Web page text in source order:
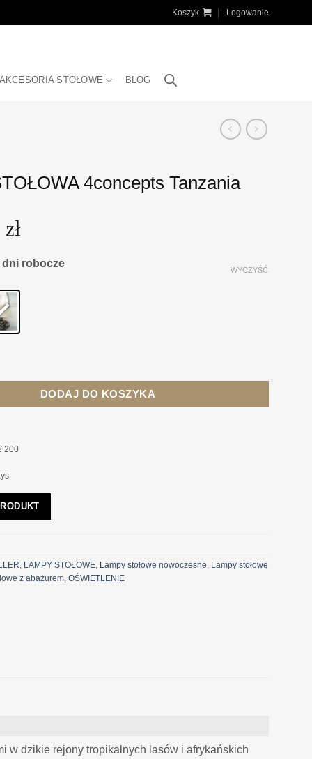
Koszyk Logowanie
STOŁOWE BLOG
4concepts Tanzania
zł
dni robocze
WYCZYŚĆ
DODAJ DO KOSZYKA
200
, LAMPY STOŁOWE, Lampy stołowe nowoczesne, Lampy stołowe
z abażurem,OŚWIETLENIE
w dzikie rejony tropikalnych lasów i afrykańskich